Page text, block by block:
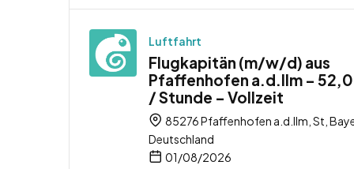
Luftfahrt
Flugkapitän (m/w/d) aus
Pfaffenhofen a.d.Ilm –
/ Stunde – Vollzeit
85276 Pfaffenhofen a.d.Ilm, St,
Deutschland
01/08/2026